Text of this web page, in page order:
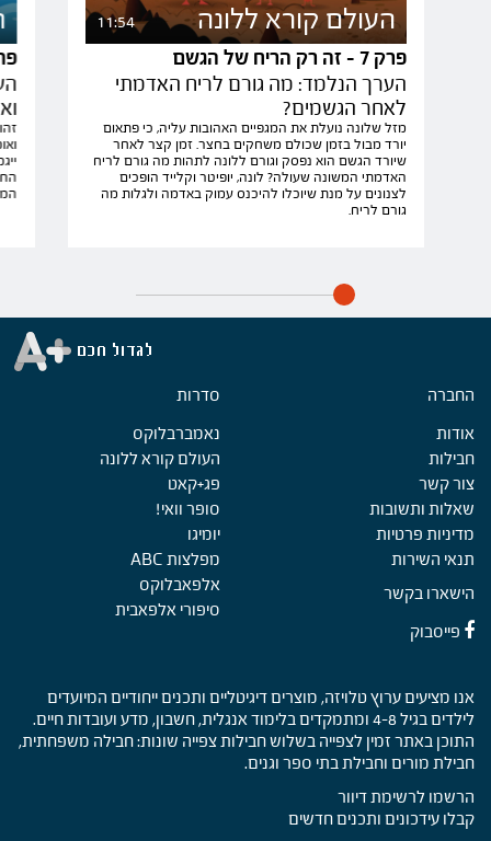
העולם קורא ללונה 11:54
פרק 7 - זה רק הריח של הגשם
הערך הנלמד: מה גורם לריח האדמתי
לאחר הגשמים?
מזל שלונה נועלת את המגפיים האהובות עליה, כי פתאום
יורד מבול בזמן שכולם משחקים בחצר. זמן קצר לאחר
שיורד הגשם הוא נפסק וגורם ללונה לתהות מה גורם לריח
האדמתי המשונה שעולה? לונה, יופיטר וקלייד הופכים
לצנונים על מנת שיוכלו להיכנס עמוק באדמה ולגלות מה
גורם לריח.
פרק 8 -
Footer
החברה
אודות
חבילות
צור קשר
שאלות ותשובות
מדיניות פרטיות
תנאי השירות
הישארו בקשר
פייסבוק
סדרות
נאמברבלוקס
העולם קורא ללונה
פג+קאט
סופר וואי!
יומיגו
מפלצות ABC
אלפאבלוקס
סיפורי אלפאבית
אנו מציעים ערוץ טלויזה, מוצרים דיגיטליים ותכנים ייחודיים המיועדים
לילדים בגיל 4-8 ומתמקדים בלימוד אנגלית, חשבון, מדע ועובדות חיים.
התוכן באתר זמין לצפייה בשלוש חבילות צפייה שונות: חבילה משפחתית,
חבילת מורים וחבילת בתי ספר וגנים.
הרשמו לרשימת דיוור
קבלו עידכונים ותכנים חדשים